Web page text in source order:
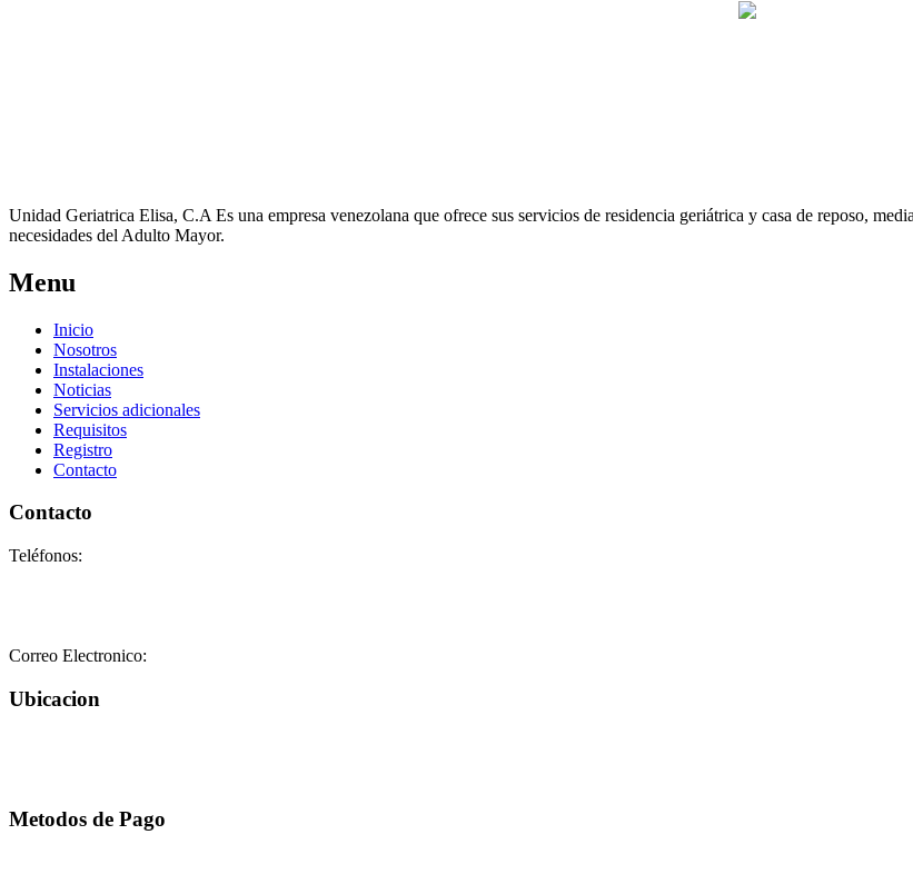
Unidad Geriatrica Elisa, C.A Es una empresa venezolana que ofrece sus servicios de residencia geriátrica y casa de reposo,
necesidades del Adulto Mayor.
Menu
Inicio
Nosotros
Instalaciones
Noticias
Servicios adicionales
Requisitos
Registro
Contacto
Contacto
Teléfonos:
Correo Electronico:
Ubicacion
Metodos de Pago